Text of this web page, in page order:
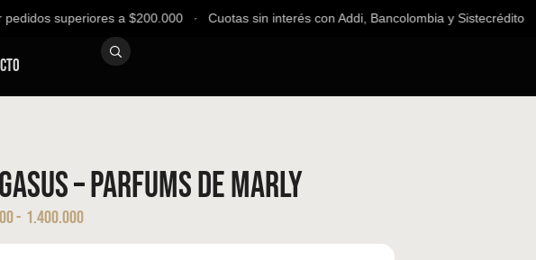
superiores a $200.000 ∙ Cuotas sin interés con Addi, Bancolombia y
– Parfums de Marly
- 1.400.000